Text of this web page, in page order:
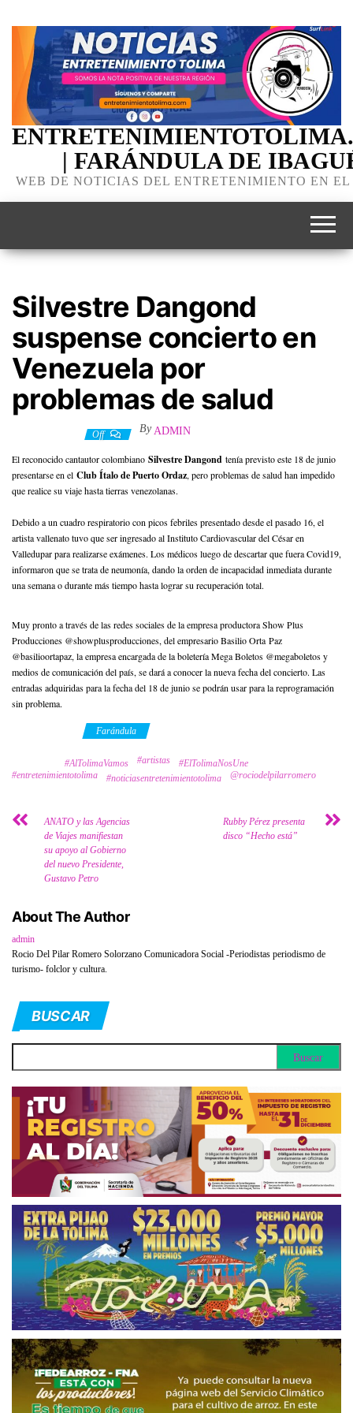
| FARÁNDULA DE
WEB DE NOTICIAS DEL ENTRETENIMIENTO EN
Silvestre Dangond
suspense concierto en
Venezuela por
problemas de salud
Off By ADMIN
El reconocido cantautor colombiano Silvestre Dangond tenía previsto este 18 de junio
presentarse en el Club Ítalo de Puerto Ordaz, pero problemas de salud han impedido
que realice su viaje hasta tierras venezolanas.
Debido a un cuadro respiratorio con picos febriles presentado desde el pasado 16, el
artista vallenato tuvo que ser ingresado al Instituto Cardiovascular del César en
Valledupar para realizarse exámenes. Los médicos luego de descartar que fuera Covid19,
informaron que se trata de neumonía, dando la orden de incapacidad inmediata durante
una semana o durante más tiempo hasta lograr su recuperación total.
Muy pronto a través de las redes sociales de la empresa productora Show Plus
Producciones @showplusproducciones, del empresario Basilio Orta Paz
@basilioortapaz, la empresa encargada de la boletería Mega Boletos @megaboletos y
medios de comunicación del país, se dará a conocer la nueva fecha del concierto. Las
entradas adquiridas para la fecha del 18 de junio se podrán usar para la reprogramación
sin problema.
Farándula
#AlTolimaVamos #artistas
#ElTolimaNosUne
#entretenimientotolima
#noticiasentretenimientotolima @rociodelpilarromero
ANATO y las Agencias
de Viajes manifiestan
su apoyo al Gobierno
del nuevo Presidente,
Gustavo Petro
Rubby Pérez presenta
disco “Hecho está”
About The Author
admin
Rocio Del Pilar Romero Solorzano Comunicadora Social -Periodistas periodismo de
turismo- folclor y cultura.
BUSCAR